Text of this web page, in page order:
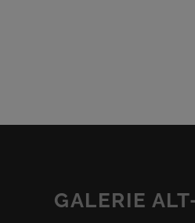
GALERIE